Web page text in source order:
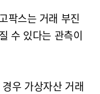
팍스는 거래 부진
수 있다는 관측이
우 가상자산 거래